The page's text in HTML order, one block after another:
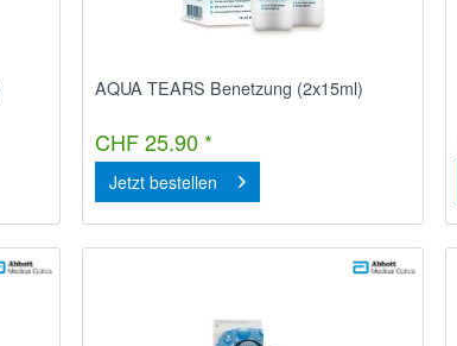
AQUA TEARS Benetzung (2x15ml)
CHF 25.90 *
Jetzt bestellen